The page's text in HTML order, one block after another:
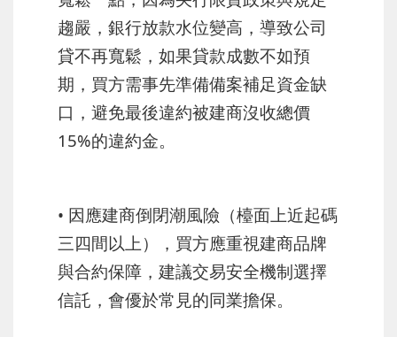
趨嚴，銀行放款水位變高，導致公司
貸不再寬鬆，如果貸款成數不如預
期，買方需事先準備備案補足資金缺
口，避免最後違約被建商沒收總價
15%的違約金。
• 因應建商倒閉潮風險（檯面上近起碼
三四間以上），買方應重視建商品牌
與合約保障，建議交易安全機制選擇
信託，會優於常見的同業擔保。